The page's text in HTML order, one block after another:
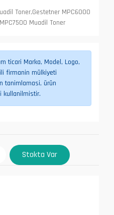
Toner,Gestetner MPC6000
Muadil Toner
ticari Marka, Model, Logo,
firmanin mülkiyeti
tanimlamasi, ürün
kullanilmistir.
Stokta Var